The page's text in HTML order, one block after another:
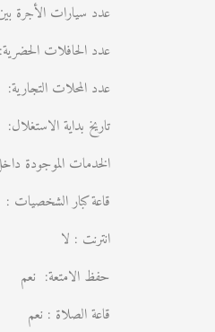
عدد سيارات الأجرة بين
عدد الحافلات الحضرية: 117
عدد المحلات التجارية: 14
تاريخ بداية الاستغلال: 13/05/2018
الخدمات الموجودة
قاعة كبار الشخصيات
انترنت : لا
حفظ الامتعة: نعم
قاعة الصلاة : نعم